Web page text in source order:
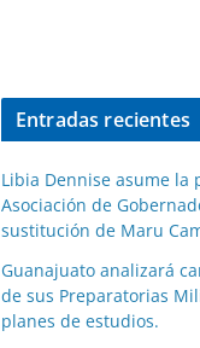
Entradas recientes
Libia Dennise asume la
Asociación de
sustitución de Maru
Guanajuato analizará
de sus Preparatorias
planes de estudios.